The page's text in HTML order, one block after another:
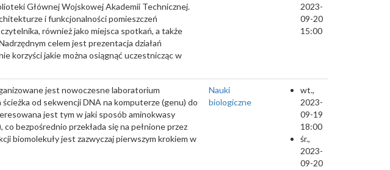
Głównej Wojskowej Akademii Technicznej.
i funkcjonalności pomieszczeń
również jako miejsca spotkań, a także
celem jest prezentacja działań
korzyści jakie można osiągnąć uczestnicząc w
2023-
09-20
15:00
jest nowoczesne laboratorium
od sekwencji DNA na komputerze (genu) do
jest tym w jaki sposób aminokwasy
bezpośrednio przekłada się na pełnione przez
biomolekuły jest zazwyczaj pierwszym krokiem w
Nauki
biologiczne
wt.,
2023-
09-19
18:00
śr.,
2023-
09-20